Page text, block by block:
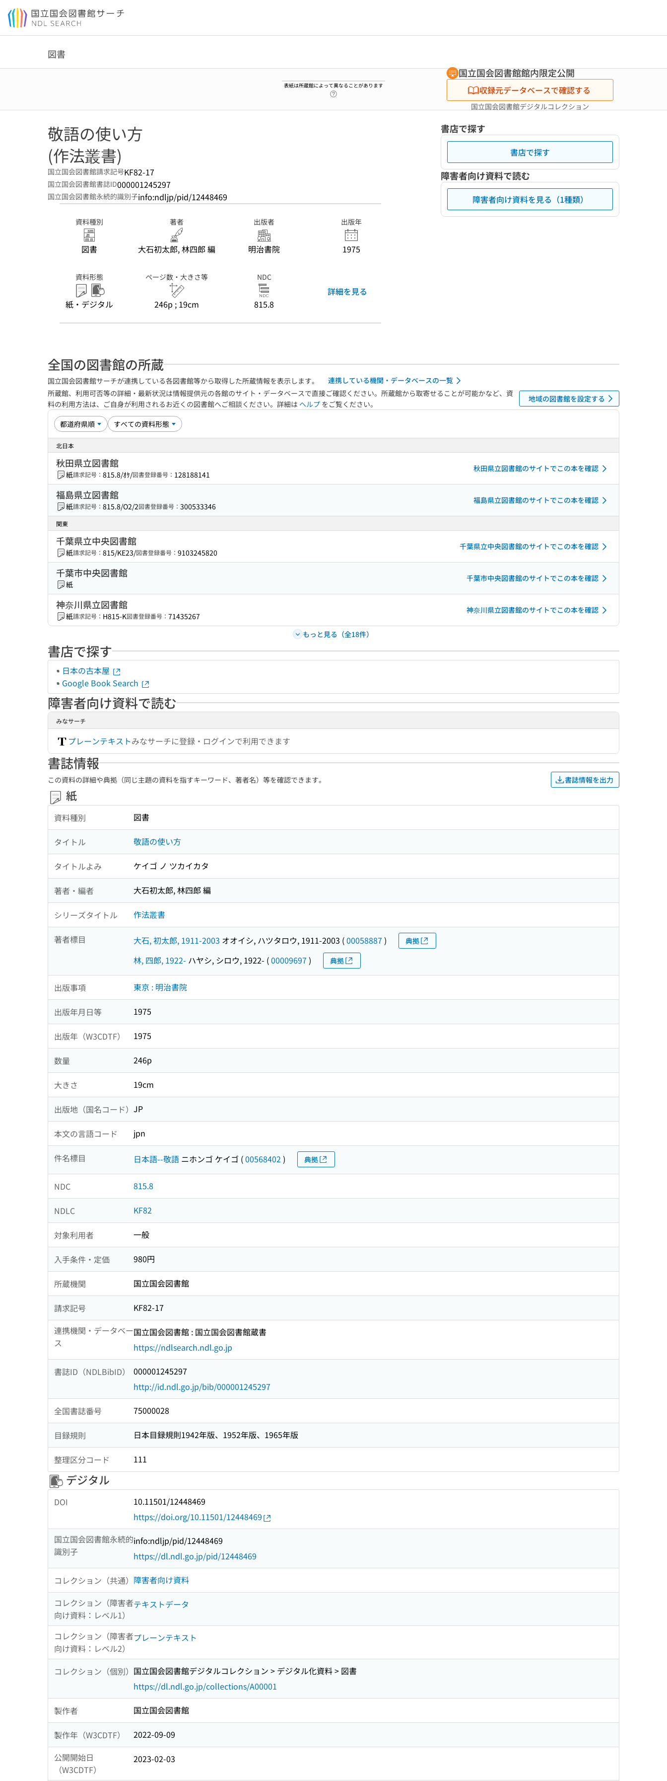
本文へ移動
図書
表紙は所蔵館によって異なることがあります
国立国会図書館館内限定公開
収録元データベースで確認する
国立国会図書館デジタルコレクション
敬語の使い方
(作法叢書)
国立国会図書館請求記号KF82-17
国立国会図書館書誌ID000001245297
国立国会図書館永続的識別子info:ndljp/pid/12448469
資料種別
図書
著者
大石初太郎, 林四郎 編
出版者
明治書院
出版年
1975
資料形態
紙・デジタル
ページ数・大きさ等
246p ; 19cm
NDC
815.8
詳細を見る
書店で探す
書店で探す
障害者向け資料で読む
障害者向け資料を見る（1種類）
全国の図書館の所蔵
国立国会図書館サーチが連携している各図書館等から取得した所蔵情報を表示します。
連携している機関・データベースの一覧
所蔵館、利用可否等の詳細・最新状況は情報提供元の各館のサイト・データベースで直接ご確認ください。所蔵館から取寄せることが可能かなど、資
料の利用方法は、ご自身が利用されるお近くの図書館へご相談ください。詳細は ヘルプ をご覧ください。
地域の図書館を設定する
北日本
秋田県立図書館
紙請求記号： 815.8/ｵｹ/図書登録番号： 128188141
秋田県立図書館のサイトでこの本を確認
福島県立図書館
紙請求記号： 815.8/O2/2図書登録番号： 300533346
福島県立図書館のサイトでこの本を確認
関東
千葉県立中央図書館
紙請求記号： 815/KE23/図書登録番号： 9103245820
千葉県立中央図書館のサイトでこの本を確認
千葉市中央図書館
紙
千葉市中央図書館のサイトでこの本を確認
神奈川県立図書館
紙請求記号： H815-K図書登録番号： 71435267
神奈川県立図書館のサイトでこの本を確認
もっと見る（全18件）
書店で探す
日本の古本屋
Google Book Search
障害者向け資料で読む
みなサーチ
プレーンテキストみなサーチに登録・ログインで利用できます
書誌情報
この資料の詳細や典拠（同じ主題の資料を指すキーワード、著者名）等を確認できます。 書誌情報を出力
紙
資料種別 図書
タイトル 敬語の使い方
タイトルよみ ケイゴ ノ ツカイカタ
著者・編者 大石初太郎, 林四郎 編
シリーズタイトル 作法叢書
著者標目 大石, 初太郎, 1911-2003 オオイシ, ハツタロウ, 1911-2003 (00058887 ) 典拠
林, 四郎, 1922- ハヤシ, シロウ, 1922- (00009697 ) 典拠
出版事項 東京 : 明治書院
出版年月日等 1975
出版年（W3CDTF） 1975
数量 246p
大きさ 19cm
出版地（国名コード） JP
本文の言語コード jpn
件名標目 日本語--敬語 ニホンゴ ケイゴ (00568402 ) 典拠
NDC 815.8
NDLC KF82
対象利用者 一般
入手条件・定価 980円
所蔵機関 国立国会図書館
請求記号
KF82-17
連携機関・データベー
ス
国立国会図書館 : 国立国会図書館蔵書
https://ndlsearch.ndl.go.jp
書誌ID（NDLBibID）
000001245297
http://id.ndl.go.jp/bib/000001245297
全国書誌番号 75000028
目録規則 日本目録規則1942年版、1952年版、1965年版
整理区分コード 111
デジタル
DOI
10.11501/12448469
https://doi.org/10.11501/12448469
国立国会図書館永続的
識別子
info:ndljp/pid/12448469
https://dl.ndl.go.jp/pid/12448469
コレクション（共通） 障害者向け資料
コレクション（障害者
向け資料：レベル1）
テキストデータ
コレクション（障害者
向け資料：レベル2）
プレーンテキスト
コレクション（個別） 国立国会図書館デジタルコレクション > デジタル化資料 > 図書
https://dl.ndl.go.jp/collections/A00001
製作者 国立国会図書館
製作年（W3CDTF）
2022-09-09
公開開始日
（W3CDTF）
2023-02-03